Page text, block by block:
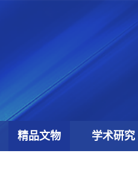
精品文物 学术研究